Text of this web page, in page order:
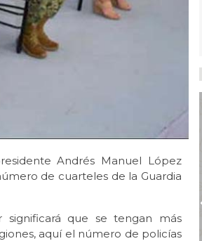
Andrés Manuel López
de cuarteles de la Guardia
significará que se tengan más
aquí el número de policías